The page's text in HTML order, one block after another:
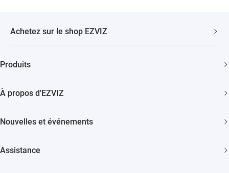
Achetez sur le shop EZVIZ
Garantie de Remboursement de 30 Jours
Produits
À propos d'EZVIZ
Trust Center
Nouvelles et événements
Assistance